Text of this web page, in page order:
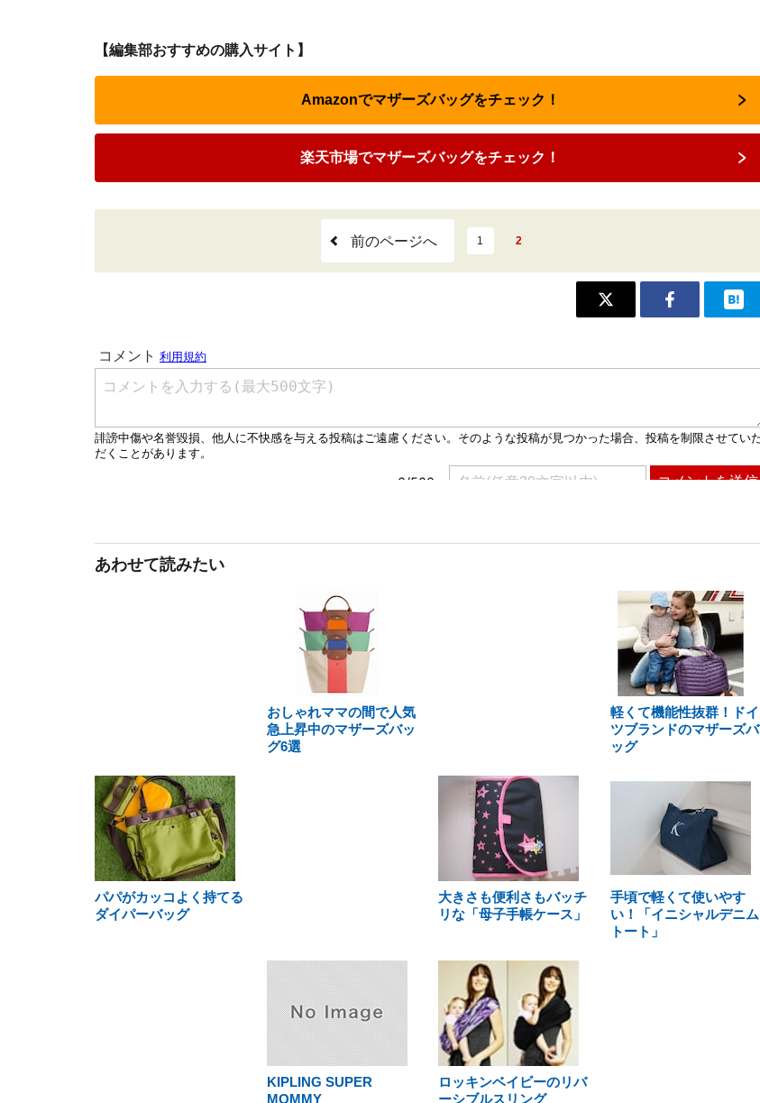
【編集部おすすめの購入サイト】
Amazonでマザーズバッグをチェック！
楽天市場でマザーズバッグをチェック！
前のページへ 1 2
あわせて読みたい
おしゃれママの間で人気
急上昇中のマザーズバッ
グ6選
軽くて機能性抜群！ドイ
ツブランドのマザーズバ
ッグ
パパがカッコよく持てる
ダイパーバッグ
大きさも便利さもバッチ
リな「母子手帳ケース」
手頃で軽くて使いやす
い！「イニシャルデニム
トート」
KIPLING SUPER
MOMMY
ロッキンベイビーのリバ
ーシブルスリング